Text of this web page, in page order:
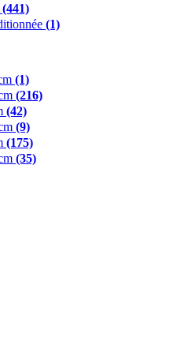
(441)
(1)
(1)
(216)
(42)
(9)
(175)
(35)